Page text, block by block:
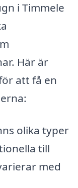
i Timmele
Här är
att få en
olika typer
till
med